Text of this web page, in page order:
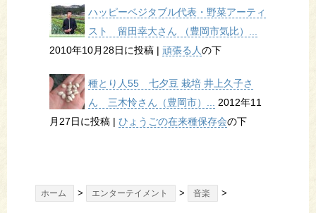
ハッピーベジタブル代表・野菜アーティ
スト 留田幸大さん （豊岡市気比）...
2010年10月28日に投稿 | 頑張る人の下
種とり人55 七夕豆 栽培 井上久子さ
ん 三木怜さん（豊岡市）... 2012年11
月27日に投稿 | ひょうごの在来種保存会の下
ホーム > エンターテイメント > 音楽 >